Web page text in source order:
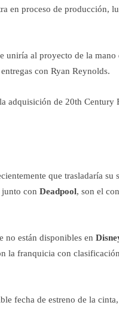
en proceso de producción,
uniría al proyecto de la
con Ryan Reynolds.
adquisición de 20th Century
que trasladaría su
con Deadpool, son el
no están disponibles en
la franquicia con
fecha de estreno de la